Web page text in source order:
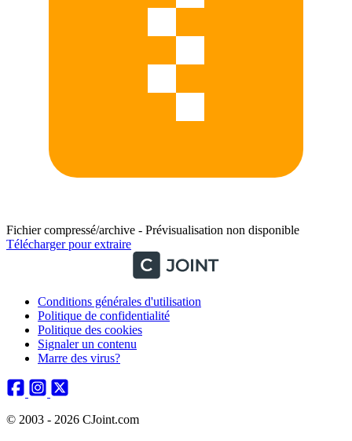
Fichier compressé/archive - Prévisualisation non disponible
Télécharger pour extraire
Conditions générales d'utilisation
Politique de confidentialité
Politique des cookies
Signaler un contenu
Marre des virus?
© 2003 - 2026 CJoint.com